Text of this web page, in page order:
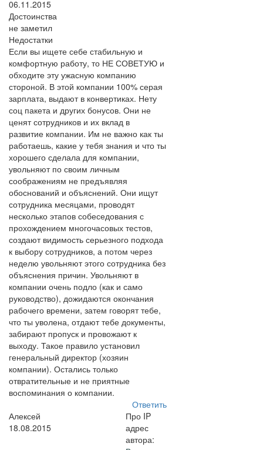
06.11.2015
Достоинства
не заметил
Недостатки
Если вы ищете себе стабильную и
комфортную работу, то НЕ СОВЕТУЮ и
обходите эту ужасную компанию
стороной. В этой компании 100% серая
зарплата, выдают в конвертиках. Нету
соц пакета и других бонусов. Они не
ценят сотрудников и их вклад в
развитие компании. Им не важно как ты
работаешь, какие у тебя знания и что ты
хорошего сделала для компании,
увольняют по своим личным
соображениям не предъявляя
обоснований и объяснений. Они ищут
сотрудника месяцами, проводят
несколько этапов собеседования с
прохождением многочасовых тестов,
создают видимость серьезного подхода
к выбору сотрудников, а потом через
неделю увольняют этого сотрудника без
объяснения причин. Увольняют в
компании очень подло (как и само
руководство), дожидаются окончания
рабочего времени, затем говорят тебе,
что ты уволена, отдают тебе документы,
забирают пропуск и провожают к
выходу. Такое правило установил
генеральный директор (хозяин
компании). Остались только
отвратительные и не приятные
воспоминания о компании.
Ответить
Алексей
18.08.2015
Про IP
адрес
автора: